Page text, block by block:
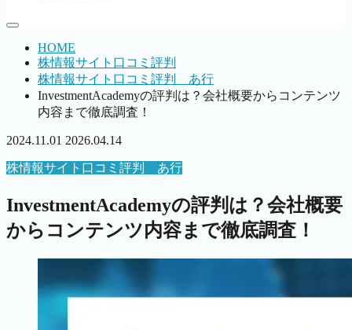
HOME
株情報サイト口コミ評判
株情報サイト口コミ評判 あ行
InvestmentAcademyの評判は？会社概要からコンテンツ
内容まで徹底調査！
2024.11.01 2026.04.14
株情報サイト口コミ評判 あ行
InvestmentAcademyの評判は？会社概要
からコンテンツ内容まで徹底調査！